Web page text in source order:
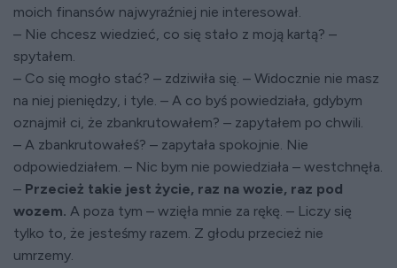
moich finansów najwyraźniej nie interesował.
– Nie chcesz wiedzieć, co się stało z moją kartą? –
spytałem.
– Co się mogło stać? – zdziwiła się. – Widocznie nie masz
na niej pieniędzy, i tyle. – A co byś powiedziała, gdybym
oznajmił ci, że zbankrutowałem? – zapytałem po chwili.
– A zbankrutowałeś? – zapytała spokojnie. Nie
odpowiedziałem. – Nic bym nie powiedziała – westchnęła.
– Przecież takie jest życie, raz na wozie, raz pod
wozem. A poza tym – wzięła mnie za rękę. – Liczy się
tylko to, że jesteśmy razem. Z głodu przecież nie
umrzemy.